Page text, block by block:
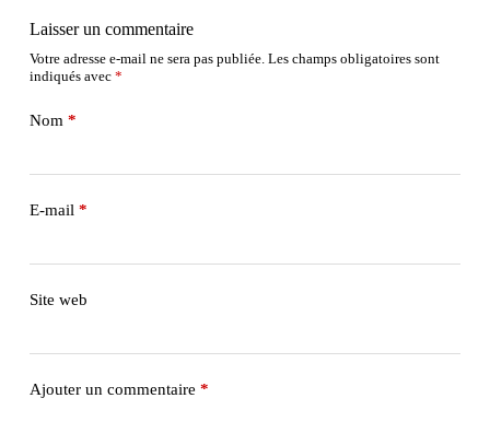
Laisser un commentaire
Votre adresse e-mail ne sera pas publiée. Les champs obligatoires sont
indiqués avec *
Nom *
E-mail *
Site web
Ajouter un commentaire *